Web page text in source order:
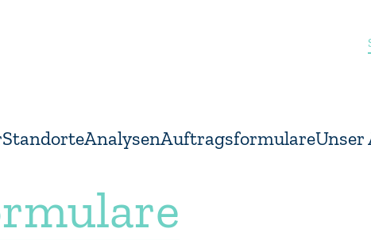
StandorteAnalysenAuftragsformulareUnser